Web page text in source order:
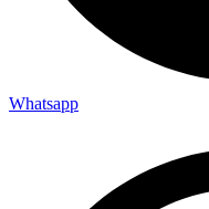
Whatsapp